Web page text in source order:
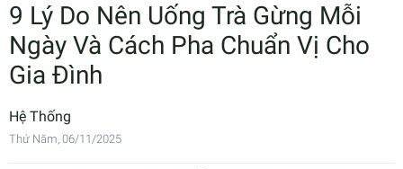
9 Lý Do Nên Uống Trà Gừng Mỗi
Ngày Và Cách Pha Chuẩn Vị Cho
Gia Đình
Hệ Thống
Thứ Năm, 06/11/2025